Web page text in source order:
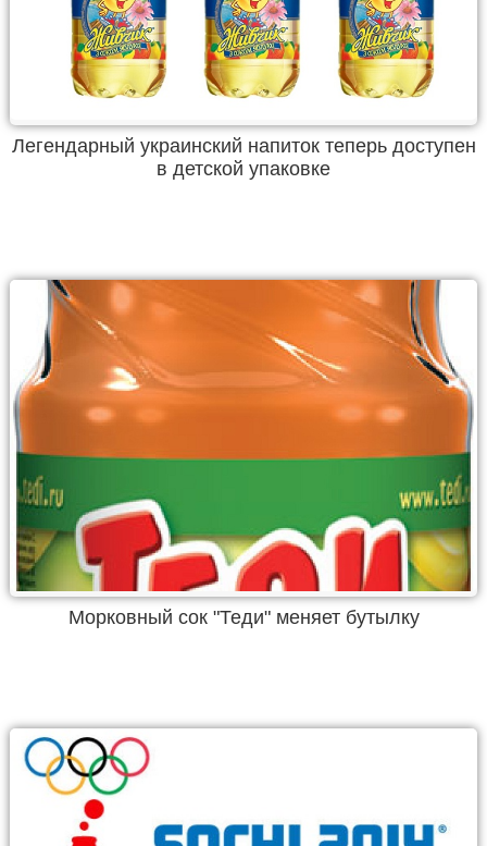
Легендарный украинский напиток теперь доступен
в детской упаковке
Морковный сок "Теди" меняет бутылку